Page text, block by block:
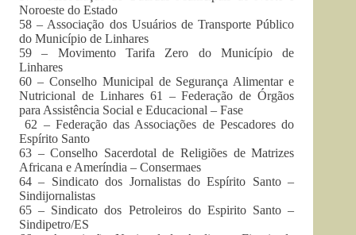
Noroeste do Estado
58 – Associação dos Usuários de Transporte Público
do Município de Linhares
59 – Movimento Tarifa Zero do Município de
Linhares
60 – Conselho Municipal de Segurança Alimentar e
Nutricional de Linhares 61 – Federação de Órgãos
para Assistência Social e Educacional – Fase
62 – Federação das Associações de Pescadores do
Espírito Santo
63 – Conselho Sacerdotal de Religiões de Matrizes
Africana e Ameríndia – Consermaes
64 – Sindicato dos Jornalistas do Espírito Santo –
Sindijornalistas
65 – Sindicato dos Petroleiros do Espirito Santo –
Sindipetro/ES